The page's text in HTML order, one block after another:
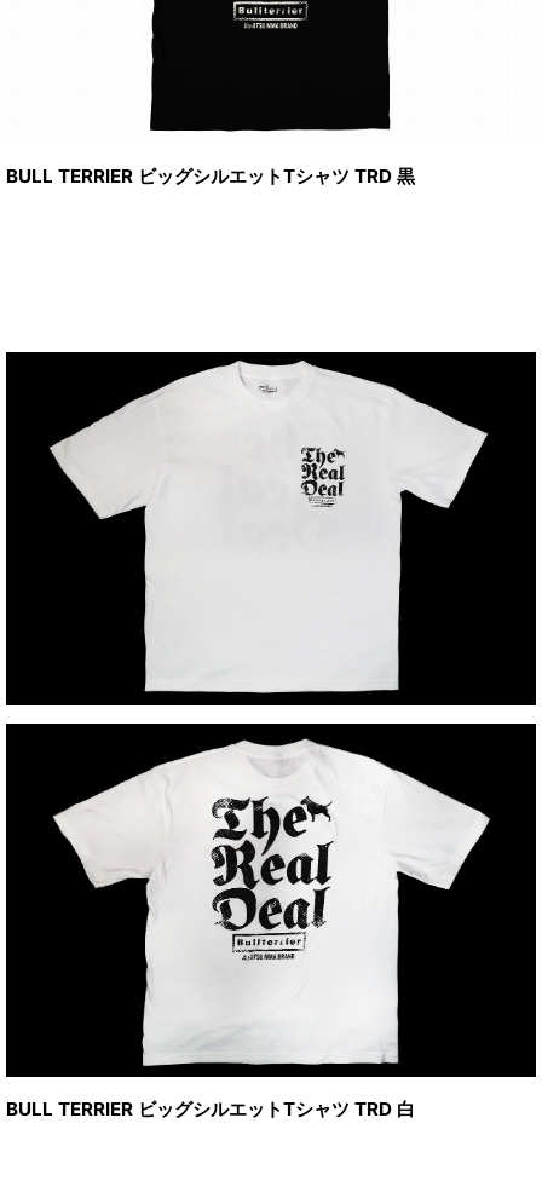
BULL TERRIER ビッグシルエットTシャツ TRD 黒
BULL TERRIER ビッグシルエットTシャツ TRD 白